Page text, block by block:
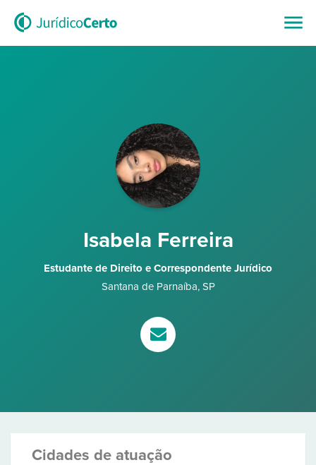
Isabela Ferreira
Estudante de Direito e Correspondente Jurídico
Santana de Parnaíba, SP
Cidades de atuação